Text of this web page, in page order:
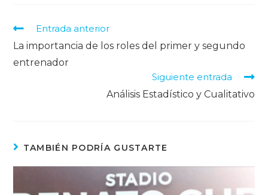
Entrada anterior
La importancia de los roles del primer y segundo
entrenador
Siguiente entrada
Análisis Estadístico y Cualitativo
TAMBIÉN PODRÍA GUSTARTE